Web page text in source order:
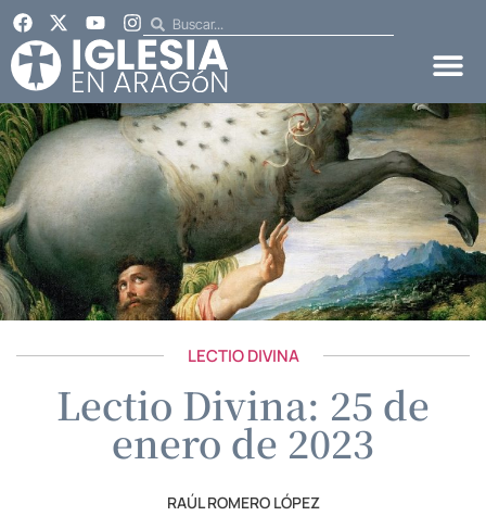
LECTIO DIVINA
Lectio Divina: 25 de
enero de 2023
RAÚL ROMERO LÓPEZ